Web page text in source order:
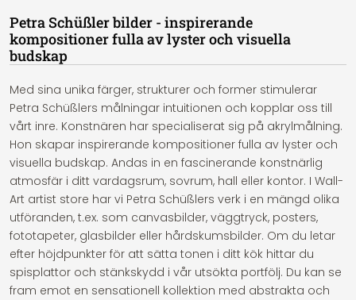
Petra Schüßler bilder - inspirerande
kompositioner fulla av lyster och visuella
budskap
Med sina unika färger, strukturer och former stimulerar
Petra Schüßlers målningar intuitionen och kopplar oss till
vårt inre. Konstnären har specialiserat sig på akrylmålning.
Hon skapar inspirerande kompositioner fulla av lyster och
visuella budskap. Andas in en fascinerande konstnärlig
atmosfär i ditt vardagsrum, sovrum, hall eller kontor. I Wall-
Art artist store har vi Petra Schüßlers verk i en mängd olika
utföranden, t.ex. som canvasbilder, väggtryck, posters,
fototapeter, glasbilder eller hårdskumsbilder. Om du letar
efter höjdpunkter för att sätta tonen i ditt kök hittar du
spisplattor och stänkskydd i vår utsökta portfölj. Du kan se
fram emot en sensationell kollektion med abstrakta och